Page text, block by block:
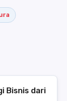
Bisnis dari